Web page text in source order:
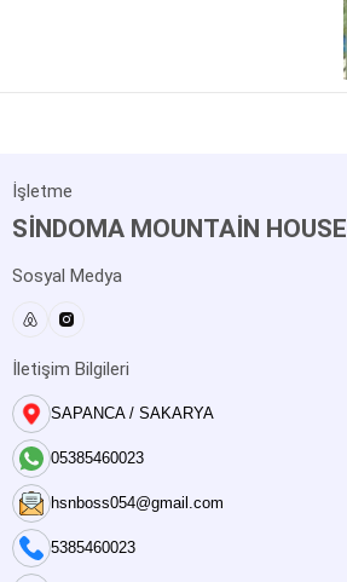
İşletme
SİNDOMA MOUNTAİN HOUSE
Sosyal Medya
İletişim Bilgileri
SAPANCA / SAKARYA
05385460023
hsnboss054@gmail.com
5385460023